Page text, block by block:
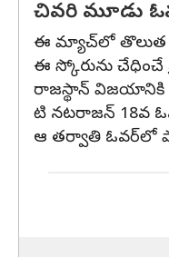
చివరి మూడు
ఈ మ్యాచ్‌లో తొలుత
ఈ స్కోరును చేధించే
రాజస్థాన్ విజయానికి
టి నటరాజన్ 18వ
ఆ తర్వాతి ఓవర్‌లో